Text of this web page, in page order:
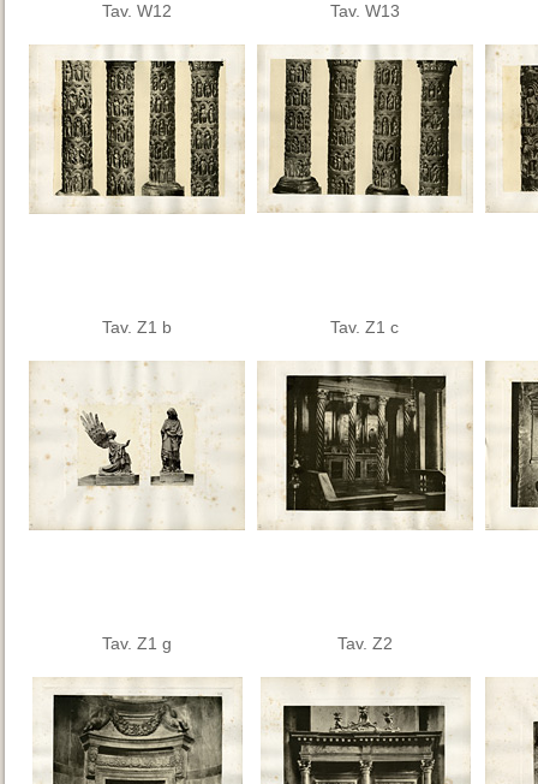
Tav. W12 Tav. W13
Tav. Z1 b Tav. Z1 c
Tav. Z1 g Tav. Z2